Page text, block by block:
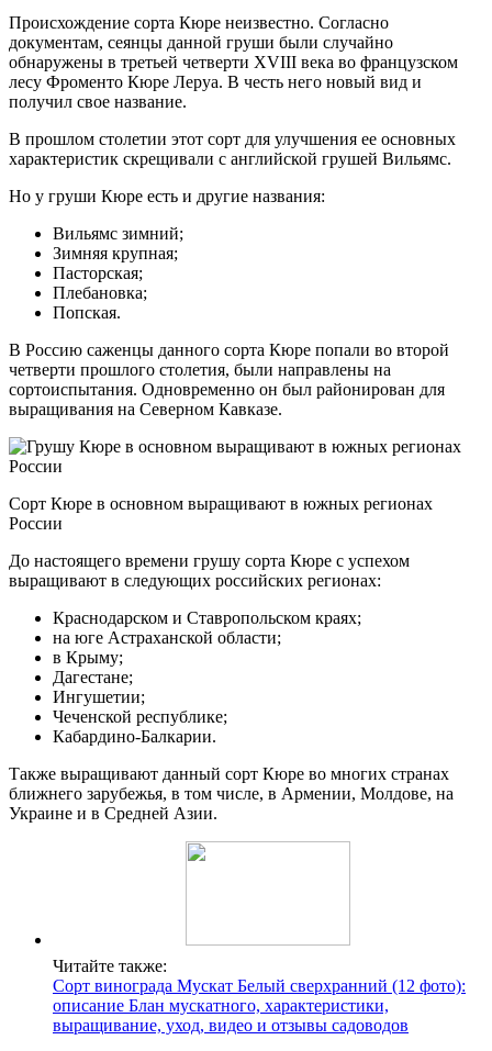
Происхождение сорта Кюре неизвестно. Согласно
документам, сеянцы данной груши были случайно
обнаружены в третьей четверти XVIII века во французском
лесу Фроменто Кюре Леруа. В честь него новый вид и
получил свое название.
В прошлом столетии этот сорт для улучшения ее основных
характеристик скрещивали с английской грушей Вильямс.
Но у груши Кюре есть и другие названия:
Вильямс зимний;
Зимняя крупная;
Пасторская;
Плебановка;
Попская.
В Россию саженцы данного сорта Кюре попали во второй
четверти прошлого столетия, были направлены на
сортоиспытания. Одновременно он был районирован для
выращивания на Северном Кавказе.
Сорт Кюре в основном выращивают в южных регионах
России
До настоящего времени грушу сорта Кюре с успехом
выращивают в следующих российских регионах:
Краснодарском и Ставропольском краях;
на юге Астраханской области;
в Крыму;
Дагестане;
Ингушетии;
Чеченской республике;
Кабардино-Балкарии.
Также выращивают данный сорт Кюре во многих странах
ближнего зарубежья, в том числе, в Армении, Молдове, на
Украине и в Средней Азии.
Читайте также:
Сорт винограда Мускат Белый сверхранний (12 фото):
описание Блан мускатного, характеристики,
выращивание, уход, видео и отзывы садоводов